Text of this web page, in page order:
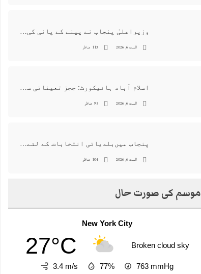
وزیراعلیٰ پنجاب نے پینے کے پانی کی بوتل پر چارجز لگانے کی تجویز مستر دکر دی
اگست 6, 2026 113 مناظر
اسلام آباد ہائیکورٹ: ججز تعیناتی سمری منظور نہیں‌ ہونے کے خٌلاف فیصلہ محفوظ
اگست 6, 2026 95 مناظر
پنجاب میں‌بلدیاتی انتخابات کے لئے 12 ارب روپے سے زائد مختص کرنے کی منظوری
اگست 6, 2026 104 مناظر
موسم کی صورت حال
New York City
27°C Broken cloud sky
3.4 m/s 77% 763 mmHg